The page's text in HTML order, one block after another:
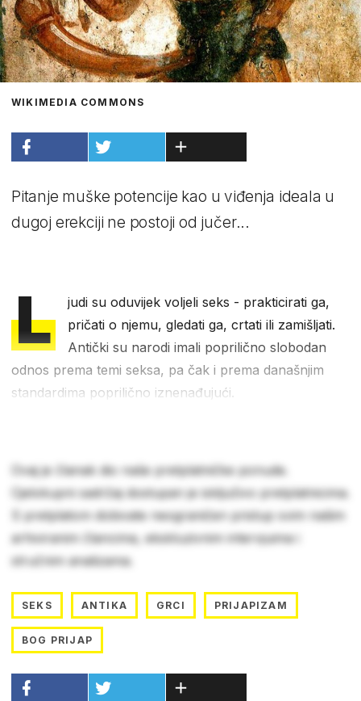
WIKIMEDIA COMMONS
Pitanje muške potencije kao u viđenja ideala u
dugoj erekciji ne postoji od jučer...
L
judi su oduvijek voljeli seks - prakticirati ga,
pričati o njemu, gledati ga, crtati ili zamišljati.
Antički su narodi imali poprilično slobodan
odnos prema temi seksa, pa čak i prema današnjim
standardima poprilično iznenađujući.
Ovaj je članak dio naše pretplatničke ponude.
Cjelokupni sadržaj dostupan je isključivo pretplatnicima.
S pretplatom dobivate neograničen pristup svim našim
arhiviranim člancima, ekskluzivnim intervjuima i
stručnim analizama.
SEKS ANTIKA GRCI PRIJAPIZAM
BOG PRIJAP